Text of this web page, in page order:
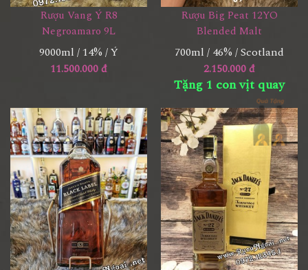
Rượu Vang Ý R8
Negroamaro 9L
9000ml / 14% / Ý
11.500.000 đ
Rượu Big Peat 12YO
Blended Malt
700ml / 46% / Scotland
2.150.000 đ
Tặng 1 con vịt quay